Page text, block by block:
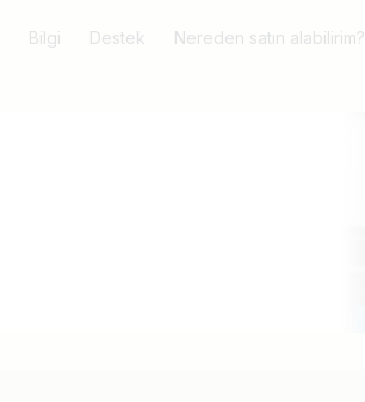
Bilgi Destek Nereden satın alabilirim?